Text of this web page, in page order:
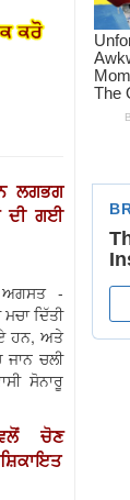
ਲਗਭਗ
ਦੀ ਗਈ
ਅਗਸਤ -
ਦਿੱਤੀ
ਹਨ, ਅਤੇ
ਚਲੀ
ਸੋਨਾਰੂ
ਚੋਣ